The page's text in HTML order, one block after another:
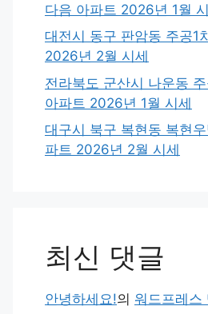
다음 아파트 2026년 1월
대전시 동구 판암동 주공1
2026년 2월 시세
전라북도 군산시 나운동
아파트 2026년 1월 시세
대구시 북구 복현동 복현
파트 2026년 2월 시세
최신 댓글
안녕하세요!의 워드프레스